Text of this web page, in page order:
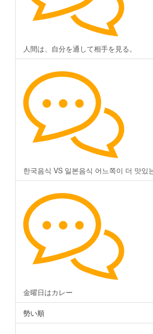
人間は、自分を通して相手を見る。
한국음식 VS 일본음식 어느쪽이 더 맛있
金曜日はカレー
勢い順